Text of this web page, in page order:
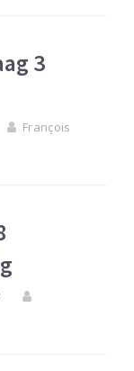
3
François